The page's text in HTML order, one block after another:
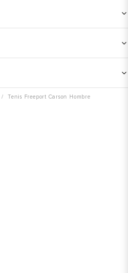
Tenis Freeport Carson Hombre